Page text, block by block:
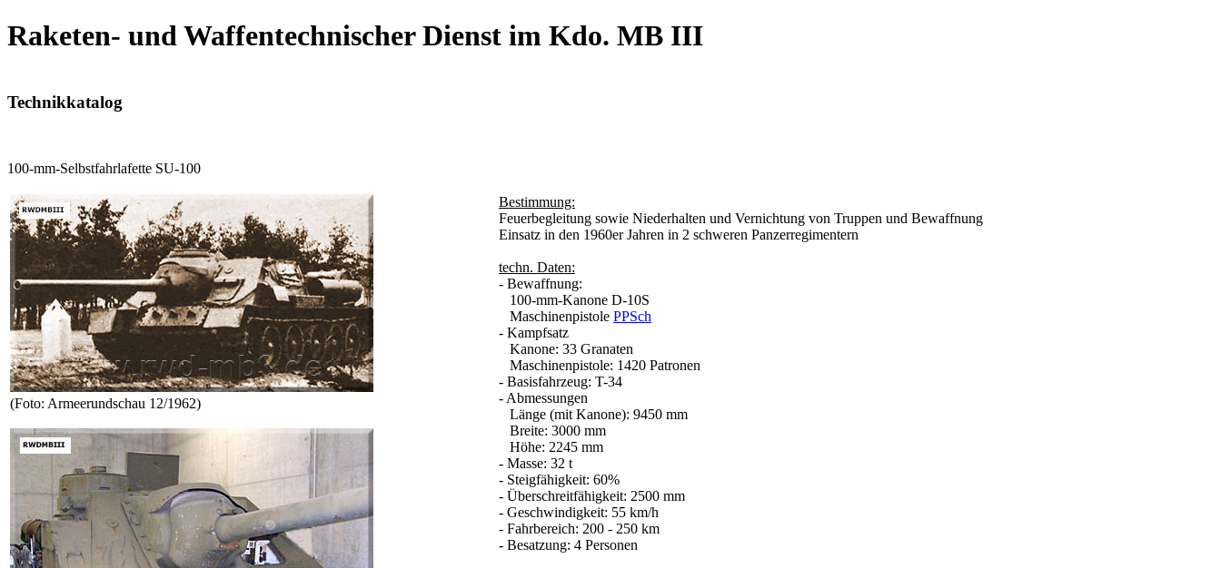
Raketen- und Waffentechnischer Dienst im Kdo. MB III
Technikkatalog
100-mm-Selbstfahrlafette SU-100
(Foto: Armeerundschau 12/1962)
Bestimmung:
Feuerbegleitung sowie Niederhalten und Vernichtung von Truppen und Bewaffnung
Einsatz in den 1960er Jahren in 2 schweren Panzerregimentern
techn. Daten:
- Bewaffnung:
100-mm-Kanone D-10S
Maschinenpistole PPSch
- Kampfsatz
Kanone: 33 Granaten
Maschinenpistole: 1420 Patronen
- Basisfahrzeug: T-34
- Abmessungen
Länge (mit Kanone): 9450 mm
Breite: 3000 mm
Höhe: 2245 mm
- Masse: 32 t
- Steigfähigkeit: 60%
- Überschreitfähigkeit: 2500 mm
- Geschwindigkeit: 55 km/h
- Fahrbereich: 200 - 250 km
- Besatzung: 4 Personen